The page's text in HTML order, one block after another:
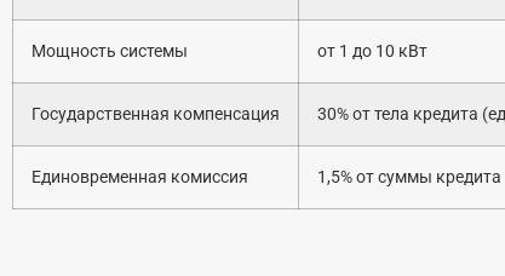
Мощность системы от 1 до 10 кВт
Государственная компенсация 30% от тела кредита
Единовременная комиссия 1,5% от суммы кредита